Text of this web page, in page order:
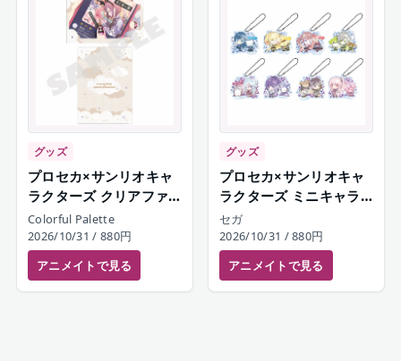
グッズ
プロセカ×サンリオキャ
ラクターズ クリアファ
イルセット 25時、ナイ
トコードで。
Colorful Palette
2026/10/31 / 880円
アニメイトで見る
グッズ
プロセカ×サンリオキャ
ラクターズ ミニキャラ
アクリルキーホルダーコ
レクション A Leo/need
＆25時、ナイトコード
で。
セガ
2026/10/31 / 880円
アニメイトで見る